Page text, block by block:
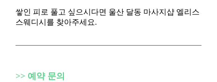
쌓인 피로 풀고 싶으시다면 울산 달동 마사지샵 엘리스
스웨디시를 찾아주세요.
>> 예약 문의